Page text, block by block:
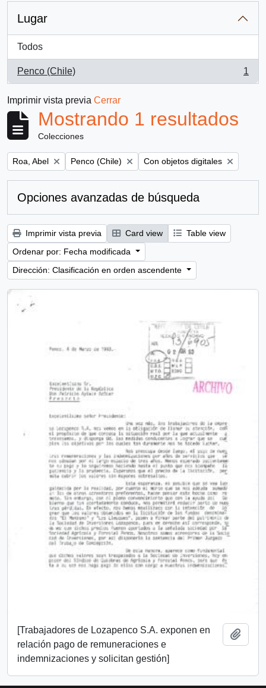
Lugar
Todos
Penco (Chile)
, 1 resultados
1
Imprimir vista previa Cerrar
Mostrando 1 resultados
Colecciones
Remove filter:
Roa, Abel Remove filter:
Penco (Chile) Remove filter:
Con objetos digitales
Opciones avanzadas de búsqueda
Imprimir vista previa Card view
Table view
Ordenar por: Fecha modificada
Dirección: Clasificación en orden ascendente
[Trabajadores de Lozapenco S.A. exponen en
relación pago de remuneraciones e
indemnizaciones y solicitan gestión]